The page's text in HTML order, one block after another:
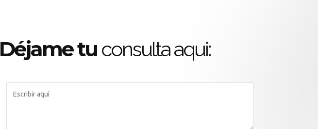
Déjame tu consulta aqui: